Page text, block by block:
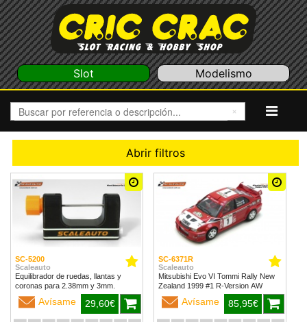
Slot Modelismo
Abrir filtros
SC-5200
Scaleauto
Equilibrador de ruedas, llantas y
coronas para 2.38mm y 3mm.
Avísame 29,60€
SC-6371R
Scaleauto
Mitsubishi Evo VI Tommi Rally New
Zealand 1999 #1 R-Version AW
Avísame 85,95€